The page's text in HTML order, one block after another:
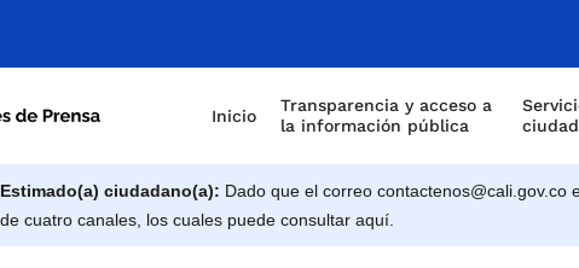
Inicio
Transparencia y acceso a
la información pública
Estimado(a) ciudadano(a): Dado que el correo
de cuatro canales, los cuales puede consultar aquí.